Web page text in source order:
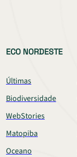
ECO NORDESTE
Últimas
Biodiversidade
WebStories
Matopiba
Oceano